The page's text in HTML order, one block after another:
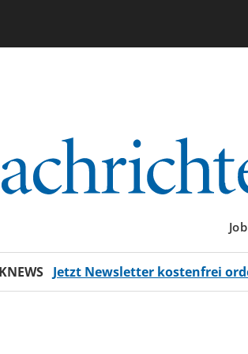
Jetzt Newsletter kostenfrei